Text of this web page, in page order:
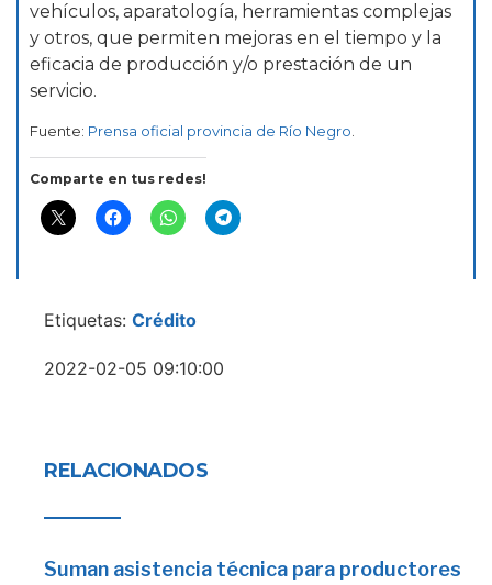
vehículos, aparatología, herramientas complejas
y otros, que permiten mejoras en el tiempo y la
eficacia de producción y/o prestación de un
servicio.
Fuente: Prensa oficial provincia de Río Negro
Comparte en tus redes!
Etiquetas: Crédito
2022-02-05 09:10:00
RELACIONADOS
Suman asistencia técnica para productores